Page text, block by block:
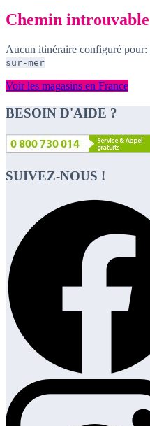
Chemin introuvable
Aucun itinéraire configuré pour:
sur-mer
Voir les magasins en France
BESOIN D'AIDE ?
SUIVEZ-NOUS !